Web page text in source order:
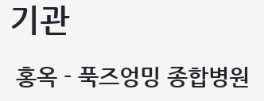
어깨 관절이 지속적으로 과도하게 활동할 경우,
다.
주변 힘줄 부위에 손상을 일으킬 수 있습니다.
기관
홍옥 - 푹즈엉밍 종합병원